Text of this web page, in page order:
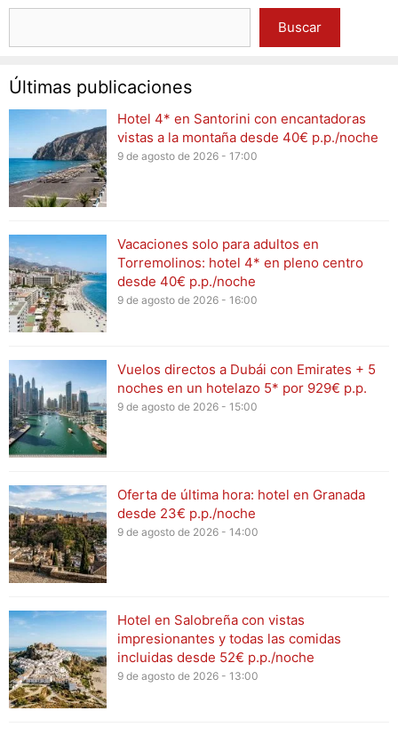
Buscar
Últimas publicaciones
Hotel 4* en Santorini con encantadoras
vistas a la montaña desde 40€ p.p./noche
9 de agosto de 2026 - 17:00
Vacaciones solo para adultos en
Torremolinos: hotel 4* en pleno centro
desde 40€ p.p./noche
9 de agosto de 2026 - 16:00
Vuelos directos a Dubái con Emirates + 5
noches en un hotelazo 5* por 929€ p.p.
9 de agosto de 2026 - 15:00
Oferta de última hora: hotel en Granada
desde 23€ p.p./noche
9 de agosto de 2026 - 14:00
Hotel en Salobreña con vistas
impresionantes y todas las comidas
incluidas desde 52€ p.p./noche
9 de agosto de 2026 - 13:00